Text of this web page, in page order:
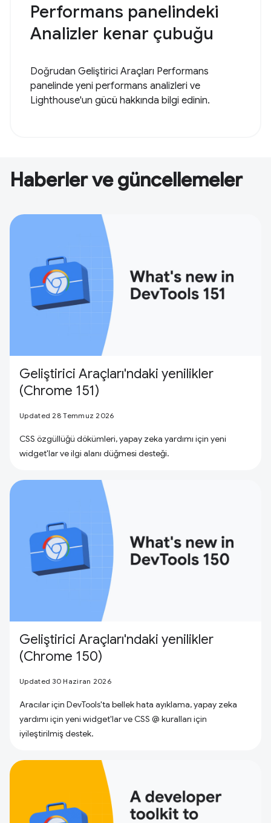
Performans panelindeki
Analizler kenar çubuğu
Doğrudan Geliştirici Araçları Performans
panelinde yeni performans analizleri ve
Lighthouse'un gücü hakkında bilgi edinin.
Haberler ve güncellemeler
Geliştirici Araçları'ndaki yenilikler
(Chrome 151)
Updated 28 Temmuz 2026
CSS özgüllüğü dökümleri, yapay zeka yardımı için yeni
widget'lar ve ilgi alanı düğmesi desteği.
Geliştirici Araçları'ndaki yenilikler
(Chrome 150)
Updated 30 Haziran 2026
Aracılar için DevTools'ta bellek hata ayıklama, yapay zeka
yardımı için yeni widget'lar ve CSS @ kuralları için
iyileştirilmiş destek.